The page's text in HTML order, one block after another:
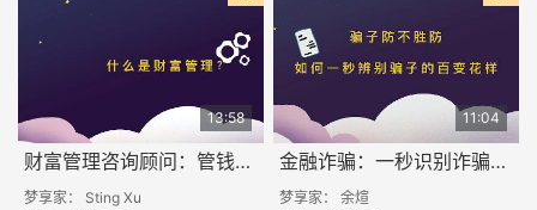
13:58
财富管理咨询顾问：管钱小助手
梦享家： Sting Xu
11:04
金融诈骗：一秒识别诈骗陷阱
梦享家： 余煊